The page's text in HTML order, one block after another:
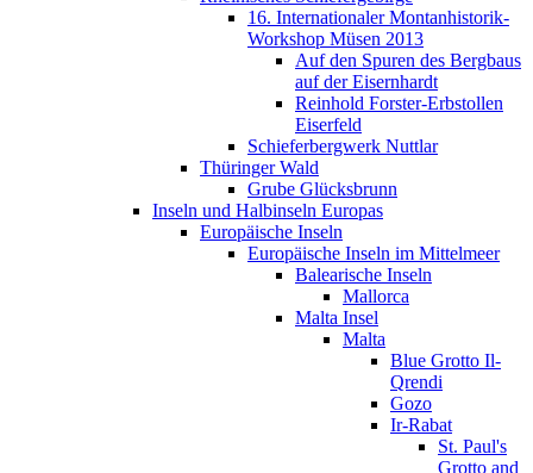
16. Internationaler Montanhistorik-
Workshop Müsen 2013
Auf den Spuren des Bergbaus
auf der Eisernhardt
Reinhold Forster-Erbstollen
Eiserfeld
Schieferbergwerk Nuttlar
Thüringer Wald
Grube Glücksbrunn
Inseln und Halbinseln Europas
Europäische Inseln
Europäische Inseln im Mittelmeer
Balearische Inseln
Mallorca
Malta Insel
Malta
Blue Grotto Il-
Qrendi
Gozo
Ir-Rabat
St. Paul's
Grotto and